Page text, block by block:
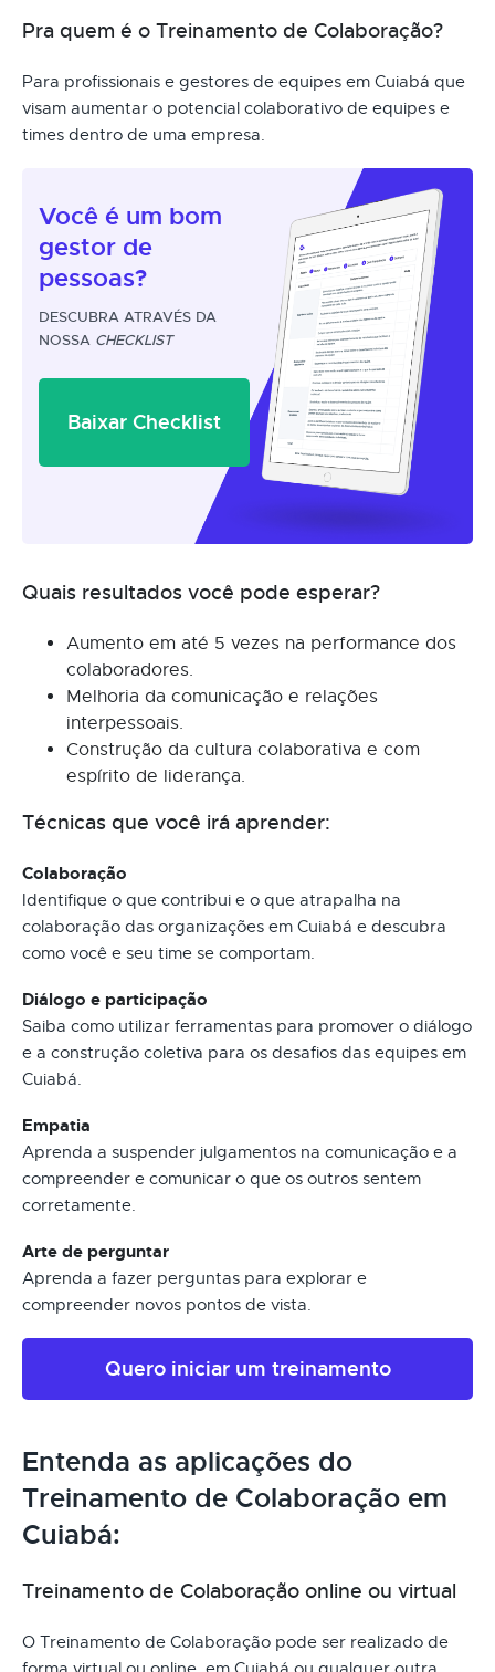
Pra quem é o Treinamento de Colaboração?
Para profissionais e gestores de equipes em Cuiabá que
visam aumentar o potencial colaborativo de equipes e
times dentro de uma empresa.
Você é um bom
gestor de
pessoas?
DESCUBRA ATRAVÉS DA
NOSSA CHECKLIST
Baixar Checklist
Quais resultados você pode esperar?
Aumento em até 5 vezes na performance dos
colaboradores.
Melhoria da comunicação e relações
interpessoais.
Construção da cultura colaborativa e com
espírito de liderança.
Técnicas que você irá aprender:
Colaboração
Identifique o que contribui e o que atrapalha na
colaboração das organizações em Cuiabá e descubra
como você e seu time se comportam.
Diálogo e participação
Saiba como utilizar ferramentas para promover o diálogo
e a construção coletiva para os desafios das equipes em
Cuiabá.
Empatia
Aprenda a suspender julgamentos na comunicação e a
compreender e comunicar o que os outros sentem
corretamente.
Arte de perguntar
Aprenda a fazer perguntas para explorar e
compreender novos pontos de vista.
Quero iniciar um treinamento
Entenda as aplicações do
Treinamento de Colaboração em
Cuiabá:
Treinamento de Colaboração online ou virtual
O Treinamento de Colaboração pode ser realizado de